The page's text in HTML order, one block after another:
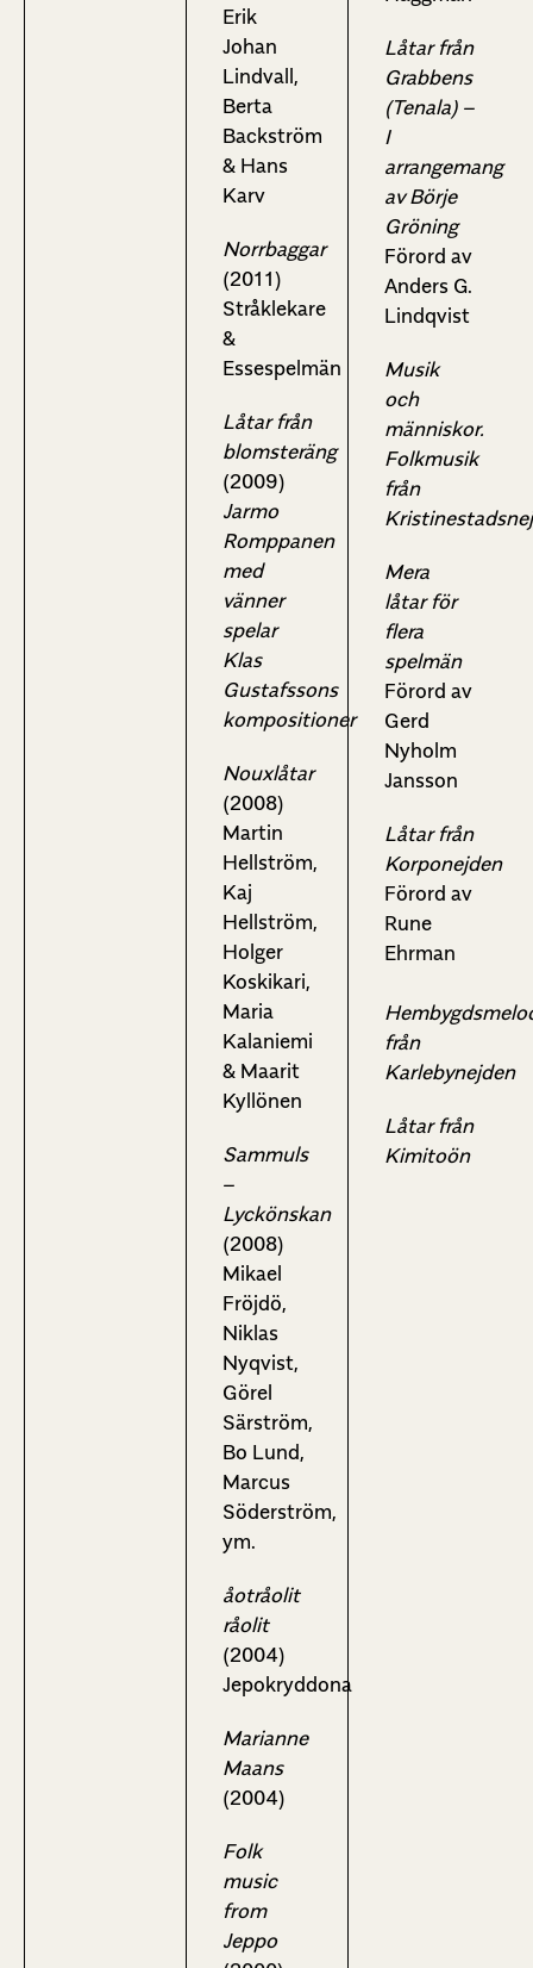
Erik
Johan
Lindvall,
Berta
Backström
& Hans
Karv
Norrbaggar
(2011)
Stråklekare
&
Essespelmän
Låtar från
blomsteräng
(2009)
Jarmo
Romppanen
med
vänner
spelar
Klas
Gustafssons
kompositioner
Nouxlåtar
(2008)
Martin
Hellström,
Kaj
Hellström,
Holger
Koskikari,
Maria
Kalaniemi
& Maarit
Kyllönen
Sammuls
–
Lyckönskan
(2008)
Mikael
Fröjdö,
Niklas
Nyqvist,
Görel
Särström,
Bo Lund,
Marcus
Söderström,
ym.
åotråolit
råolit
(2004)
Jepokryddona
Marianne
Maans
(2004)
Folk
music
from
Jeppo
Låtar från
Grabbens
(Tenala) –
I
arrangemang
av Börje
Gröning
Förord av
Anders G.
Lindqvist
Musik
och
människor.
Folkmusik
från
Mera
låtar för
flera
spelmän
Förord av
Gerd
Nyholm
Jansson
Låtar från
Korponejden
Förord av
Rune
Ehrman
från
Karlebynejden
Låtar från
Kimitoön